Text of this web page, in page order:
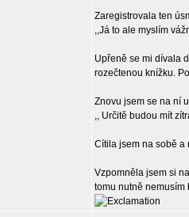
Zaregistrovala ten
,,Já to ale myslím
Upřeně se mi dívala
rozečtenou knížku.
Znovu jsem se na ní
,, Určitě budou mít
Cítila jsem na sobě a
Vzpomněla jsem si
tomu nutně nemusím